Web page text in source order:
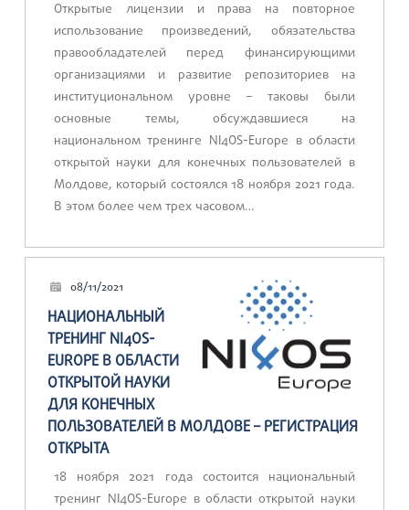
Открытые лицензии и права на повторное
использование произведений, обязательства
правообладателей перед финансирующими
организациями и развитие репозиториев на
институциональном уровне – таковы были
основные темы, обсуждавшиеся на
национальном тренинге NI4OS-Europe в области
открытой науки для конечных пользователей в
Молдове, который состоялся 18 ноября 2021 года.
В этом более чем трех часовом…
08/11/2021
НАЦИОНАЛЬНЫЙ
ТРЕНИНГ NI4OS-
EUROPE В ОБЛАСТИ
ОТКРЫТОЙ НАУКИ
ДЛЯ КОНЕЧНЫХ
ПОЛЬЗОВАТЕЛЕЙ В МОЛДОВЕ – РЕГИСТРАЦИЯ
ОТКРЫТА
18 ноября 2021 года состоится национальный
тренинг NI4OS-Europe в области открытой науки